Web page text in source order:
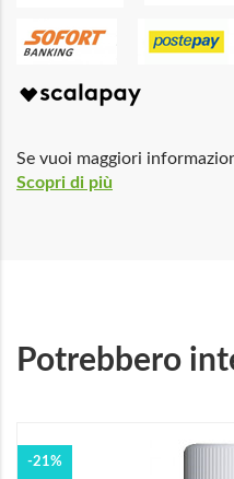
Se vuoi maggiori
Scopri di più
Potrebbero
-21%